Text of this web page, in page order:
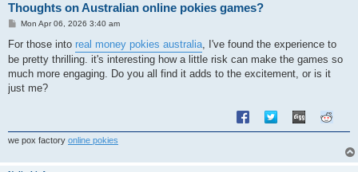
Thoughts on Australian online pokies games?
P
s
Mon Apr 06, 2026 3:40 am
For those into real money pokies australia , I've found the experience to
be pretty thrilling. it's interesting how a little risk can make the games so
much more engaging. Do you all find it adds to the excitement, or is it
just me?
we pox factory online pokies